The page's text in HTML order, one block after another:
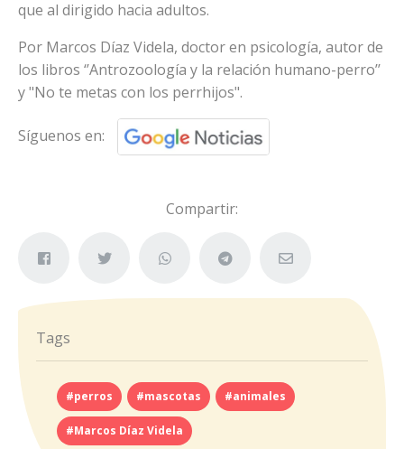
que al dirigido hacia adultos.
Por Marcos Díaz Videla, doctor en psicología, autor de
los libros ‘’Antrozoología y la relación humano-perro’’
y "No te metas con los perrhijos".
Síguenos en:
Compartir:
Tags
#perros #mascotas #animales
#Marcos Díaz Videla